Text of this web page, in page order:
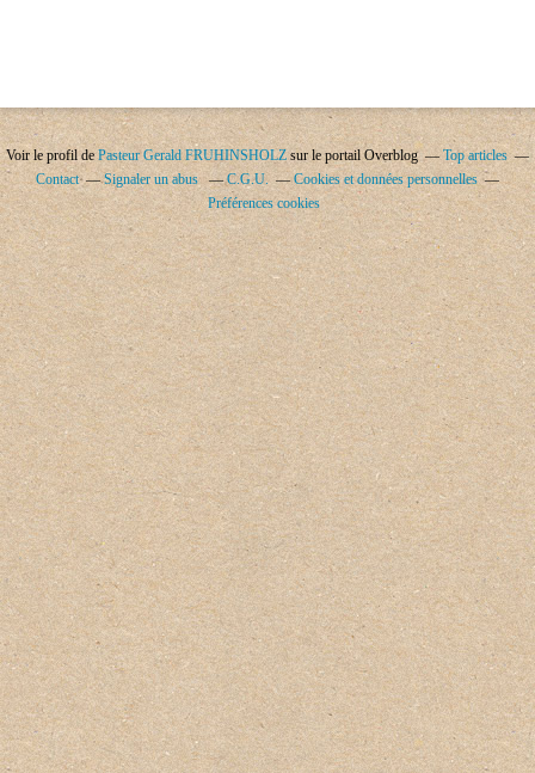
Voir le profil de Pasteur Gerald FRUHINSHOLZ sur le portail Overblog
Top articles
Contact
Signaler un abus C.G.U.
Cookies et données personnelles
Préférences cookies